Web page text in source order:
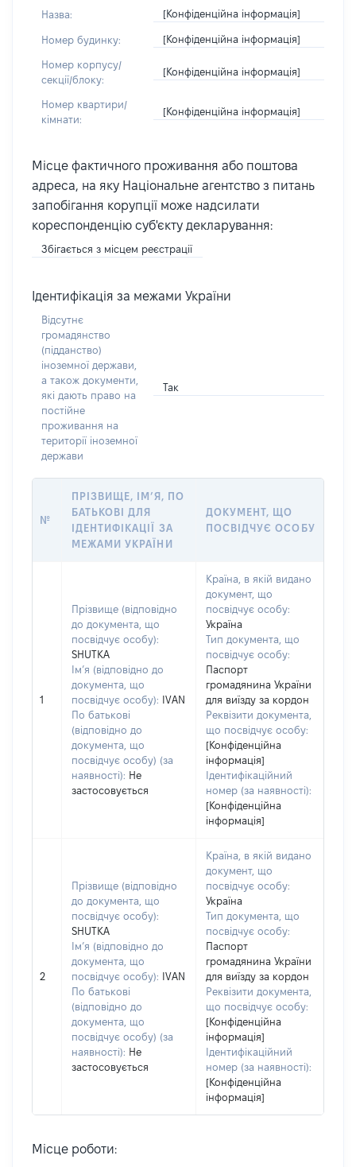
Назва: [Конфіденційна інформація]
Номер будинку: [Конфіденційна інформація]
Номер корпусу/
секції/блоку:
[Конфіденційна інформація]
Номер квартири/
кімнати:
[Конфіденційна інформація]
Місце фактичного проживання або поштова
адреса, на яку Національне агентство з питань
запобігання корупції може надсилати
кореспонденцію суб'єкту декларування:
Збігається з місцем реєстрації
Ідентифікація за межами України
Відсутнє
громадянство
(підданство)
іноземної держави,
а також документи,
які дають право на
постійне
проживання на
території іноземної
держави
Так
№
ПРІЗВИЩЕ, ІМ’Я, ПО
БАТЬКОВІ ДЛЯ
ІДЕНТИФІКАЦІЇ ЗА
МЕЖАМИ УКРАЇНИ
ДОКУМЕНТ, ЩО
ПОСВІДЧУЄ ОСОБУ
1
Прізвище (відповідно
до документа, що
посвідчує особу):
SHUTKA
Ім’я (відповідно до
документа, що
посвідчує особу):
IVAN
По батькові
(відповідно до
документа, що
посвідчує особу) (за
наявності): Не
застосовується
Країна, в якій видано
документ, що
посвідчує особу:
Україна
Тип документа, що
посвідчує особу:
Паспорт
громадянина України
для виїзду за кордон
Реквізити документа,
що посвідчує особу:
[Конфіденційна
інформація]
Ідентифікаційний
номер (за наявності):
[Конфіденційна
інформація]
2
Прізвище (відповідно
до документа, що
посвідчує особу):
SHUTKA
Ім’я (відповідно до
документа, що
посвідчує особу):
IVAN
По батькові
(відповідно до
документа, що
посвідчує особу) (за
наявності): Не
застосовується
Країна, в якій видано
документ, що
посвідчує особу:
Україна
Тип документа, що
посвідчує особу:
Паспорт
громадянина України
для виїзду за кордон
Реквізити документа,
що посвідчує особу:
[Конфіденційна
інформація]
Ідентифікаційний
номер (за наявності):
[Конфіденційна
інформація]
Місце роботи: